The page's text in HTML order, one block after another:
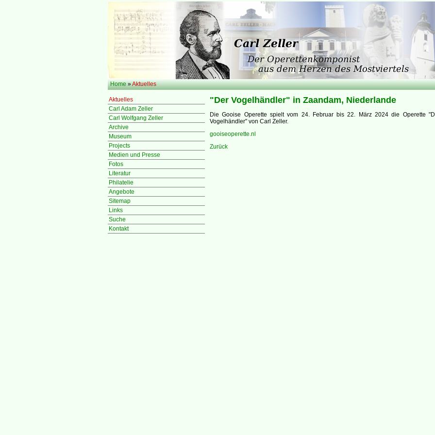
Home »Aktuelles
Aktuelles
Carl Adam Zeller
Carl Wolfgang Zeller
Archive
Museum
Projects
Medien und Presse
Fotos
Literatur
Philatelie
Angebote
Sitemap
Links
Suche
Kontakt
"Der Vogelhändler" in Zaandam, Niederlande
Die Gooise Operette spielt vom 24. Februar bis 22. März 2024 die Operette
Vogelhändler" von Carl Zeller.
gooiseoperette.nl
Zurück